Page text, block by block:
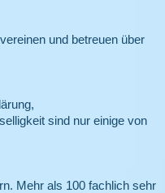
und betreuen über
sind nur einige von
Mehr als 100 fachlich sehr